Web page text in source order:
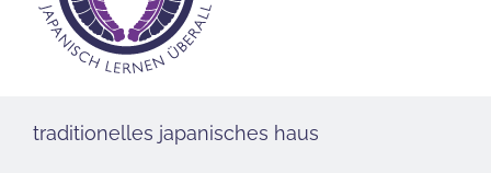
traditionelles japanisches haus